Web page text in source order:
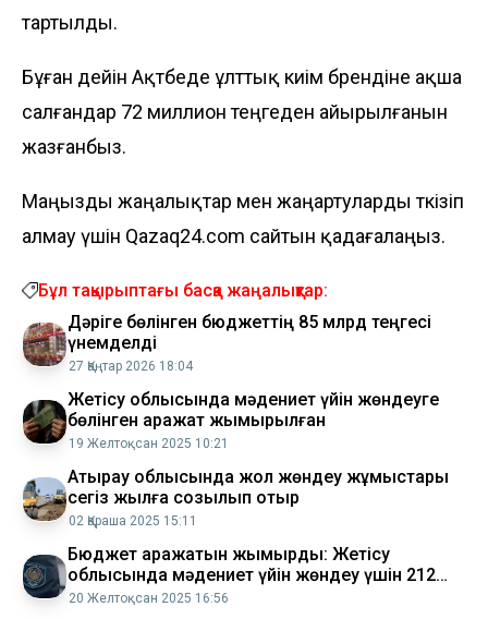
тартылды.
Бұған дейін Ақтөбеде ұлттық киім брендіне ақша
салғандар 72 миллион теңгеден айырылғанын
жазғанбыз.
Маңызды жаңалықтар мен жаңартуларды өткізіп
алмау үшін Qazaq24.com сайтын қадағалаңыз.
Бұл тақырыптағы басқа жаңалықтар:
Дәріге бөлінген бюджеттің 85 млрд теңгесі
үнемделді
27 Қаңтар 2026 18:04
Жетісу облысында мәдениет үйін жөндеуге
бөлінген қаражат жымқырылған
19 Желтоқсан 2025 10:21
Атырау облысында жол жөндеу жұмыстары
сегіз жылға созылып отыр
02 Қараша 2025 15:11
Бюджет қаражатын жымқырды: Жетісу
облысында мәдениет үйін жөндеу үшін 212
млн теңге рәсімделген
20 Желтоқсан 2025 16:56